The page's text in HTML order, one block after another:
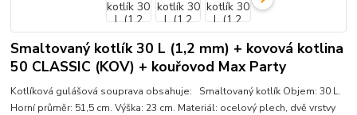
Smaltovaný kotlík 30 L (1,2 mm) + kovová kotlina
50 CLASSIC (KOV) + kouřovod Max Party
Kotlíková gulášová souprava obsahuje: Smaltovaný kotlík Objem: 30 L.
Horní průměr: 51,5 cm. Výška: 23 cm. Materiál: ocelový plech, dvě vrstvy